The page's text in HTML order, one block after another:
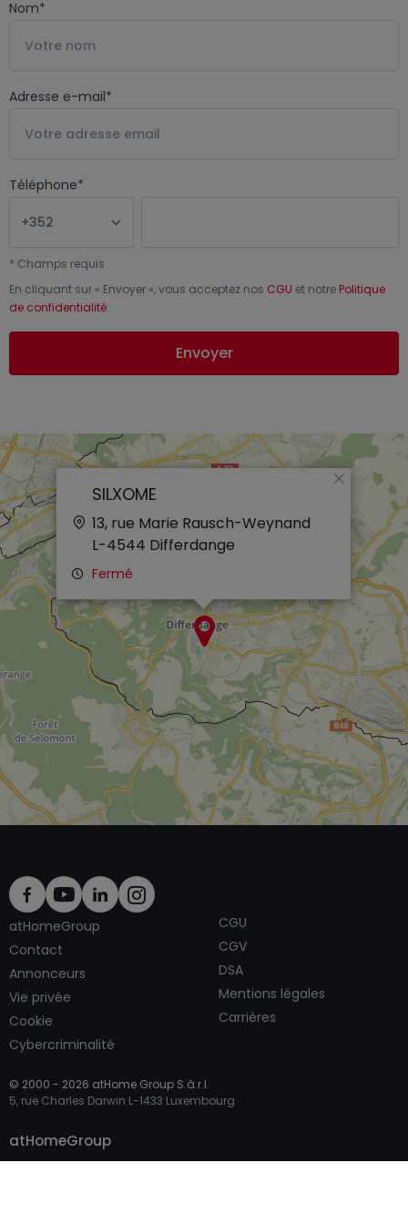
Nom*
Adresse e-mail*
Téléphone*
* Champs requis
En cliquant sur « Envoyer », vous acceptez nos CGU et notre Politique
de confidentialité.
Envoyer
SILXOME
13, rue Marie Rausch-Weynand
L-4544 Differdange
Fermé
×
atHomeGroup
Contact
Annonceurs
Vie privée
Cookie
Cybercriminalité
CGU
CGV
DSA
Mentions légales
Carrières
© 2000 - 2026 atHome Group S.à.r.l.
5, rue Charles Darwin L-1433 Luxembourg
atHomeGroup